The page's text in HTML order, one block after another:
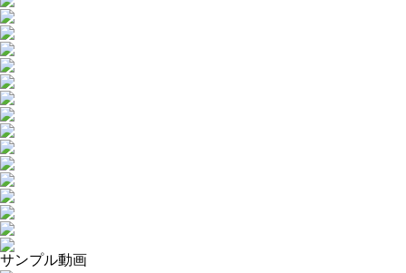
サンプル動画